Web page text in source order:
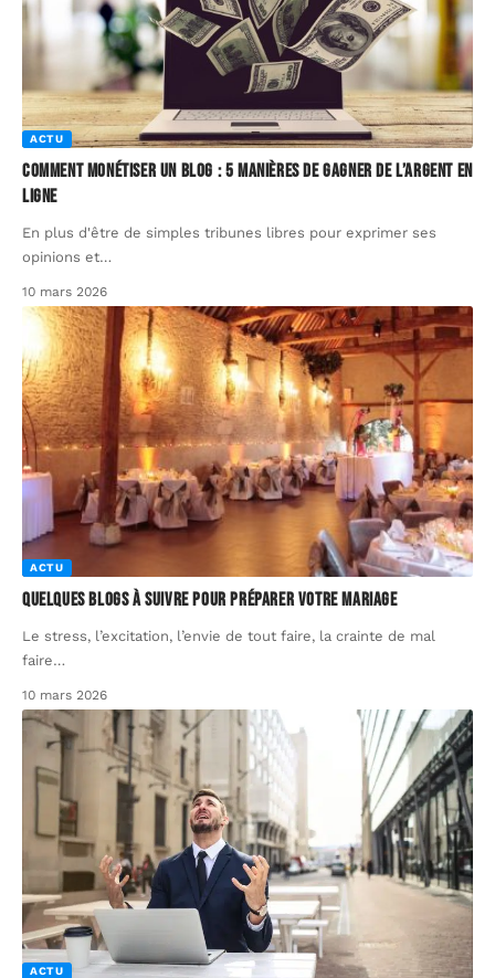
ACTU
Comment monétiser un blog : 5 manières de gagner de l’argent en
ligne
En plus d'être de simples tribunes libres pour exprimer ses
opinions et…
10 mars 2026
ACTU
Quelques blogs à suivre pour préparer votre mariage
Le stress, l’excitation, l’envie de tout faire, la crainte de mal
faire…
10 mars 2026
ACTU